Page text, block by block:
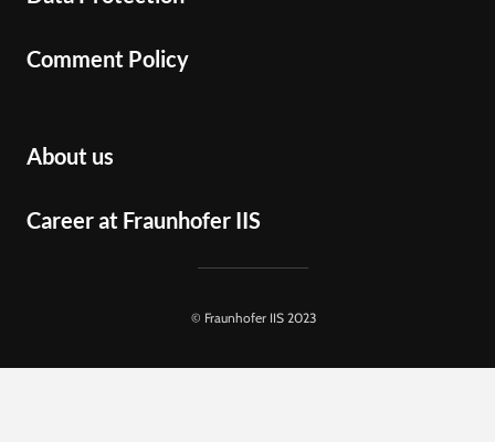
Comment Policy
About us
Career at Fraunhofer IIS
© Fraunhofer IIS 2023